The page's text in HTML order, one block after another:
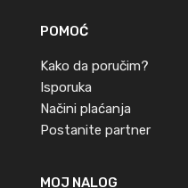
POMOĆ
Kako da poručim?
Isporuka
Načini plaćanja
Postanite partner
MOJ NALOG